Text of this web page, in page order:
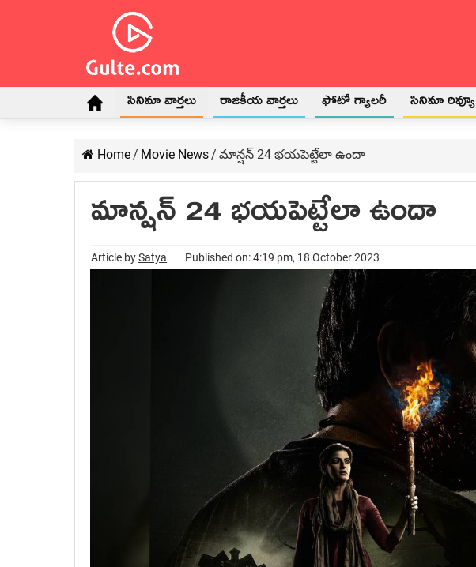
సినిమా వార్తలు రాజకీయ వార్తలు ఫోటో గ్యాలరీ సినిమా రివ్యూ
Home/ Movie News/ మాన్షన్ 24 భయపెట్టేలా ఉందా
మాన్షన్ 24 భయపెట్టేలా ఉందా
Article bySatya Published on: 4:19 pm, 18 October 2023